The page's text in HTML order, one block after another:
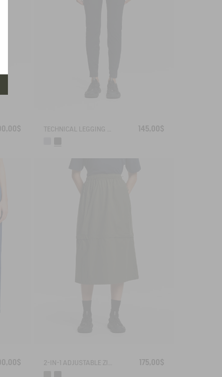
TECHNICAL LEGGING UVC DRY FAST TEXTILE® 145,00$
175,00$